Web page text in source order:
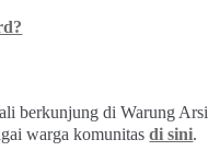
berkunjung di Warung
warga komunitasdi sini.